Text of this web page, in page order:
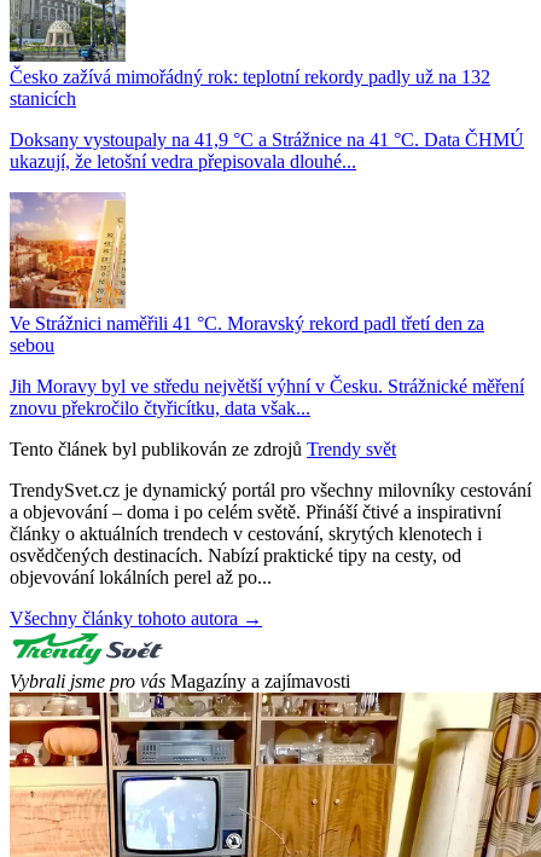
Česko zažívá mimořádný rok: teplotní rekordy padly už na 132
stanicích
Doksany vystoupaly na 41,9 °C a Strážnice na 41 °C. Data ČHMÚ
ukazují, že letošní vedra přepisovala dlouhé...
Ve Strážnici naměřili 41 °C. Moravský rekord padl třetí den za
sebou
Jih Moravy byl ve středu největší výhní v Česku. Strážnické měření
znovu překročilo čtyřicítku, data však...
Tento článek byl publikován ze zdrojů Trendy svět
TrendySvet.cz je dynamický portál pro všechny milovníky cestování
a objevování – doma i po celém světě. Přináší čtivé a inspirativní
články o aktuálních trendech v cestování, skrytých klenotech i
osvědčených destinacích. Nabízí praktické tipy na cesty, od
objevování lokálních perel až po...
Všechny články tohoto autora →
Vybrali jsme pro vás Magazíny a zajímavosti